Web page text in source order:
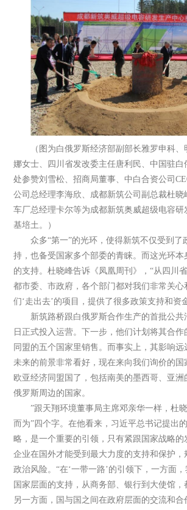
（图为白俄罗斯经济部副部长雅罗申科
娜女士、四川省发改委主任唐利民、中国驻白
处参赞刘雪松、招商局董事、中白合资公司
公司总经理李海欣、成都新筑公司副总裁杜晓
车厂总经理卡尔等为成都新筑奥威超级电容研
基培土。）
众多“第一”的光环，使得新筑不仅受到了
持，也备受国家多个部委的青睐。而这光环本
的支持。杜晓峰告诉《凤凰周刊》，“从四川
都市委、市政府，各个部门都对我们非常关心
们‘走出去’的项目，提供了很多政策支持和资
新筑路桥跟白俄罗斯合作生产的首批公共
日正式投入运营。下一步，他们计划将其合
同盟的五个国家里销售。而事实上，其影响远
未来的前景非常看好，现在来向我们询价的国
欧亚经济同盟国了，包括南美的墨西哥、亚洲
俄罗斯周边的国家。
”跟天翔环境董事局主席邓亲华一样，杜
而为”四个字。在他看来，习近平总书记提出
略，是一个重要的引领，只有紧跟国家战略的
企业在国外才能受到最大力度的支持和保护，
政治风险。“在‘一带一路’的引领下，一方面
国家层面的支持，从商务部、银行到大使馆，
另一方面，国与国之间在政府层面的交流和合